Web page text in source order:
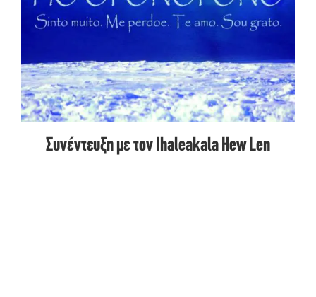
Συνέντευξη με τον Ihaleakala Hew Len